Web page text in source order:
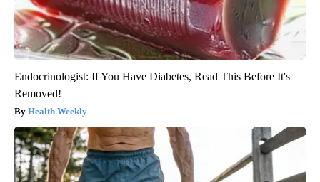
Endocrinologist: If You Have Diabetes, Read This Before It's
Removed!
Health Weekly